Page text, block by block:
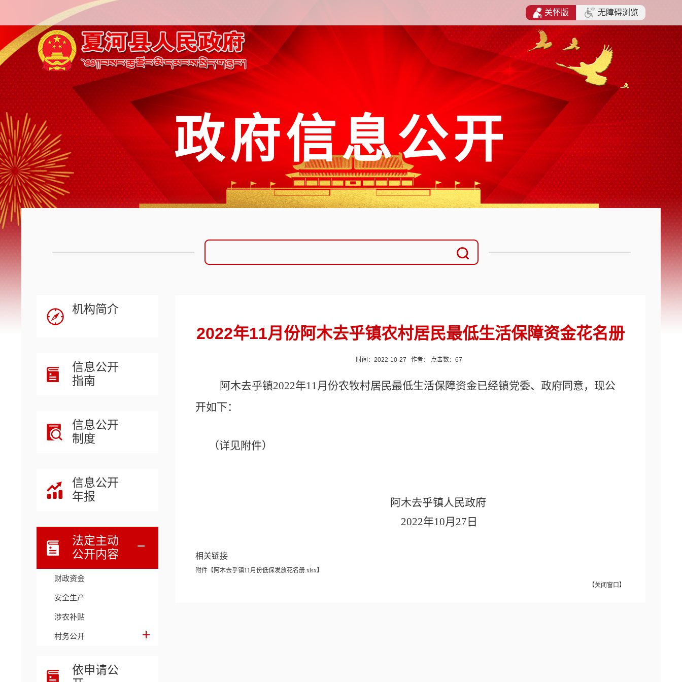
政府信息公开
机构简介
信息公开
指南
信息公开
制度
信息公开
年报
法定主动
公开内容
财政资金
安全生产
涉农补贴
村务公开
依申请公
2022年11月份阿木去乎镇农村居民最低生活保障资金花名册
时间：2022-10-27 作者： 点击数： 67
阿木去乎镇2022年11月份农牧村居民最低生活保障资金已经镇党委、政府同意，现公
开如下：
（详见附件）
阿木去乎镇人民政府
2022年10月27日
相关链接
附件【 阿木去乎镇11月份低保发放花名册.xlsx】
【关闭窗口】
关怀版 无障碍浏览